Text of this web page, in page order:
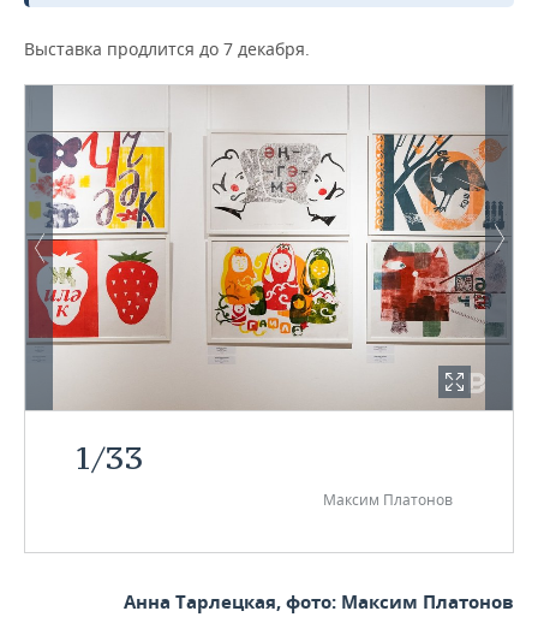
Выставка продлится до 7 декабря.
1/33
Максим Платонов
Анна Тарлецкая, фото: Максим Платонов